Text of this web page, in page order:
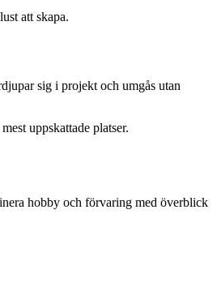
att skapa.
sig i projekt och umgås utan
uppskattade platser.
hobby och förvaring med överblick